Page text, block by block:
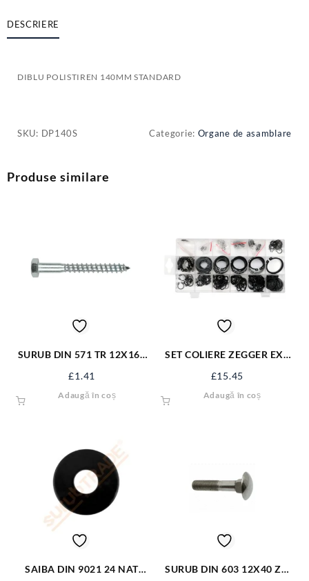
DESCRIERE
DIBLU POLISTIREN 140MM STANDARD
SKU: DP140S Categorie: Organe de asamblare
Produse similare
SURUB DIN 571 TR 12X160
£1.41
Adaugă în coș
SET COLIERE ZEGGER EXT
£15.45
Adaugă în coș
SAIBA DIN 9021 24 NAT
SURUB DIN 603 12X40 ZN